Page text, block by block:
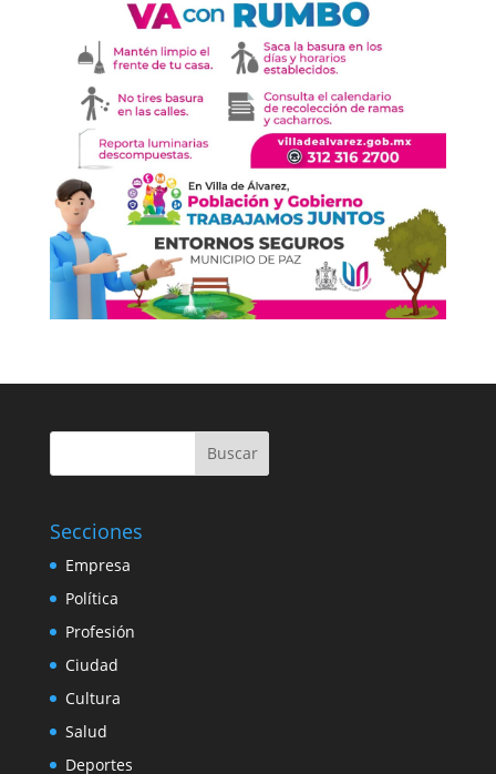
Buscar
Secciones
Empresa
Política
Profesión
Ciudad
Cultura
Salud
Deportes